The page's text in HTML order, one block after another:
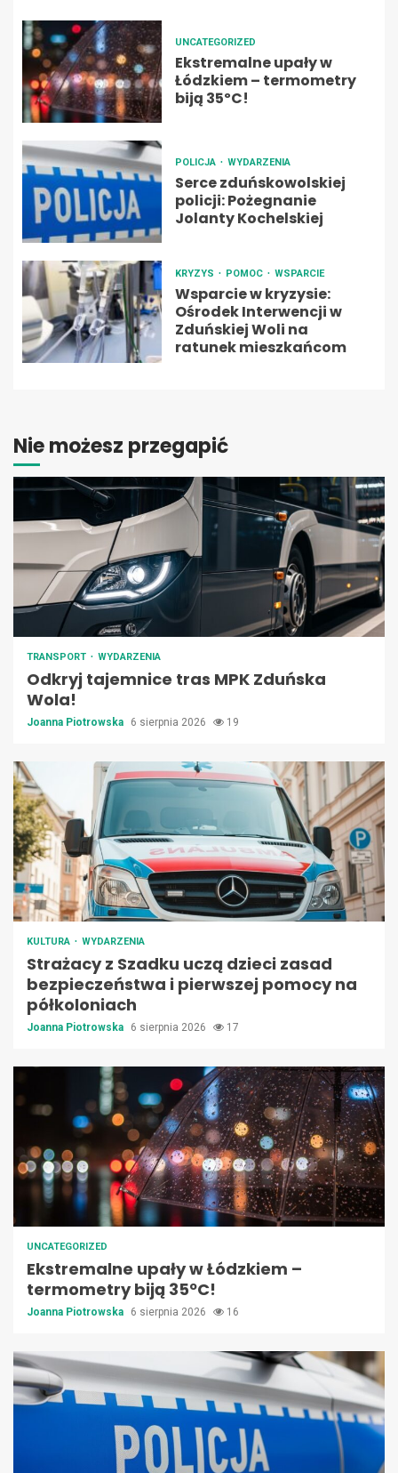
UNCATEGORIZED
Ekstremalne upały w
Łódzkiem – termometry
biją 35ºC!
POLICJA WYDARZENIA
Serce zduńskowolskiej
policji: Pożegnanie
Jolanty Kochelskiej
KRYZYS POMOC WSPARCIE
Wsparcie w kryzysie:
Ośrodek Interwencji w
Zduńskiej Woli na
ratunek mieszkańcom
Nie możesz przegapić
TRANSPORT WYDARZENIA
Odkryj tajemnice tras MPK Zduńska
Wola!
Joanna Piotrowska 6 sierpnia 2026 19
KULTURA WYDARZENIA
Strażacy z Szadku uczą dzieci zasad
bezpieczeństwa i pierwszej pomocy na
półkoloniach
Joanna Piotrowska 6 sierpnia 2026 17
UNCATEGORIZED
Ekstremalne upały w Łódzkiem –
termometry biją 35ºC!
Joanna Piotrowska 6 sierpnia 2026 16